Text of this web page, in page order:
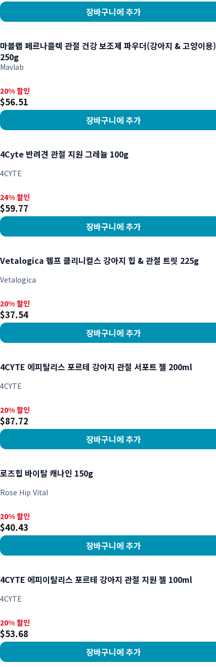
장바구니에 추가
마블랩 페르나플렉 관절 건강 보조제 파우더(강아지 & 고양이용)
250g
Mavlab
20% 할인, $56.51
20% 할인
$56.51
장바구니에 추가
4Cyte 반려견 관절 지원 그레뉼 100g
4CYTE
24% 할인, $59.77
24% 할인
$59.77
장바구니에 추가
Vetalogica 헴프 클리니컬스 강아지 힙 & 관절 트릿 225g
Vetalogica
20% 할인, $37.54
20% 할인
$37.54
장바구니에 추가
4CYTE 에피탈리스 포르테 강아지 관절 서포트 젤 200ml
4CYTE
20% 할인, $87.72
20% 할인
$87.72
장바구니에 추가
로즈힙 바이탈 캐나인 150g
Rose Hip Vital
20% 할인, $40.43
20% 할인
$40.43
장바구니에 추가
4CYTE 에피이탈리스 포르테 강아지 관절 지원 젤 100ml
4CYTE
20% 할인, $53.68
20% 할인
$53.68
장바구니에 추가